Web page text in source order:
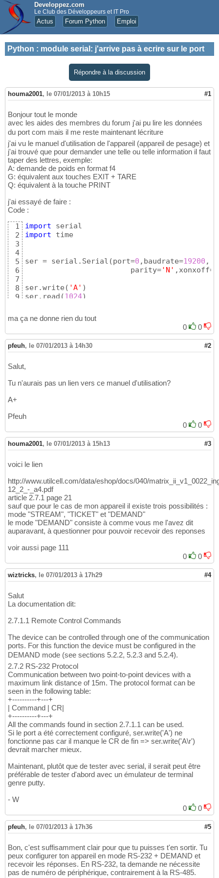
Developpez.com
Le Club des Développeurs et IT Pro
Actus Forum Python Emploi
Python : module serial: j'arrive pas à ecrire sur le port
Répondre à la discussion
houma2001, le 07/01/2013 à 10h15 #1
Bonjour tout le monde
avec les aides des membres du forum j'ai pu lire les données
du port com mais il me reste maintenant lécriture
j'ai vu le manuel d'utilisation de l'appareil (appareil de pesage) et
j'ai trouvé que pour demander une telle ou telle information il faut
taper des lettres, exemple:
A: demande de poids en format f4
G: équivalent aux touches EXIT + TARE
Q: équivalent à la touche PRINT
j'ai essayé de faire :
Code :
1
2
3
4
5
6
7
8
9
import
import time
ser = serial.Serial (port=0 ,baudrate=19200 ,
                        parity=
'N' ,xonxoff=
ser.write ( 'A' )
ser.read (1024)
ma ça ne donne rien du tout
0
0
pfeuh, le 07/01/2013 à 14h30 #2
Salut,
Tu n'aurais pas un lien vers ce manuel d'utilisation?
A+
Pfeuh
0
0
houma2001, le 07/01/2013 à 15h13 #3
voici le lien
http://www.utilcell.com/data/eshop/docs/040/
12_2_-_a4.pdf
article 2.7.1 page 21
sauf que pour le cas de mon appareil il existe trois possibilités :
mode "STREAM", "TICKET" et "DEMAND"
le mode "DEMAND" consiste à comme vous me l'avez dit
auparavant, à questionner pour pouvoir recevoir des reponses
voir aussi page 111
0
0
wiztricks, le 07/01/2013 à 17h29 #4
Salut
La documentation dit:
2.7.1.1 Remote Control Commands
The device can be controlled through one of the communication
ports. For this function the device must be configured in the
DEMAND mode (see sections 5.2.2, 5.2.3 and 5.2.4).
2.7.2 RS-232 Protocol
Communication between two point-to-point devices with a
maximum link distance of 15m. The protocol format can be
seen in the following table:
+----------+---+
| Command | CR|
+----------+---+
All the commands found in section 2.7.1.1 can be used.
Si le port a été correctement configuré, ser.write('A') ne
fonctionne pas car il manque le CR de fin => ser.write('A\r')
devrait marcher mieux.
Maintenant, plutôt que de tester avec serial, il serait peut être
préférable de tester d'abord avec un émulateur de terminal
genre putty.
- W
0
0
pfeuh, le 07/01/2013 à 17h36 #5
Bon, c'est suffisamment clair pour que tu puisses t'en sortir. Tu
peux configurer ton appareil en mode RS-232 + DEMAND et
recevoir les réponses. En RS-232, ta demande ne nécessite
pas de numéro de périphérique, contrairement à la RS-485.